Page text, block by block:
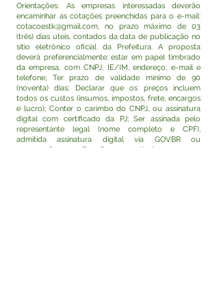
Orientações: As empresas interessadas deverão
encaminhar as cotações preenchidas para o e-mail:
cotacoestk@gmail.com, no prazo máximo de 03
(três) dias úteis, contados da data de publicação no
sítio eletrônico oficial da Prefeitura. A proposta
deverá preferencialmente: estar em papel timbrado
da empresa, com CNPJ, IE/IM, endereço, e-mail e
telefone; Ter prazo de validade mínimo de 90
(noventa) dias; Declarar que os preços incluem
todos os custos (insumos, impostos, frete, encargos
e lucro); Conter o carimbo do CNPJ, ou assinatura
digital com certificado da PJ; Ser assinada pelo
representante legal (nome completo e CPF),
admitida assinatura digital via GOV.BR ou
procuração específica; Ser compatível com preços